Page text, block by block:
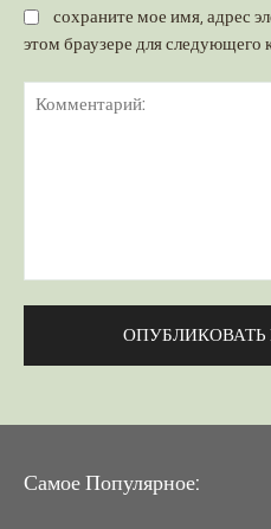
сохраните мое имя, адрес
этом браузере для следующего
Самое Популярное: